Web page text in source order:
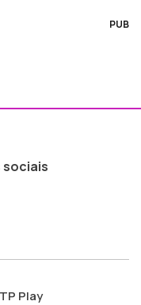
PUB
sociais
ao
Play